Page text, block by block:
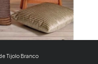
Tijolo Branco